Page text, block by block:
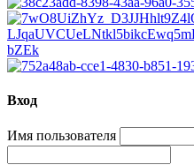
Вход
Имя пользователя